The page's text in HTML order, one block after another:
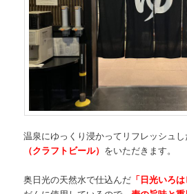
温泉にゆっくり浸かってリフレッシュ
（クラフトビール） をいただきます。
奥日光の天然水で仕込んだ 「日光いろは